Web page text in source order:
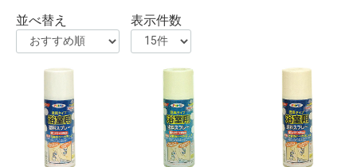
並べ替え
表示件数